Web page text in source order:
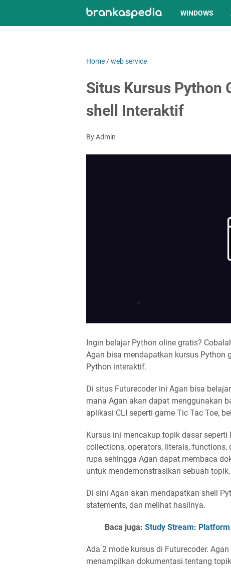
WINDOWS
Home /web service
Situs Kursus Python
shell Interaktif
By Admin
Ingin belajar Python oline gratis?
Agan bisa mendapatkan kursus Python
Python interaktif.
Di situs Futurecoder ini Agan bisa
mana Agan akan dapat menggunakan
aplikasi CLI seperti game Tic Tac Toe,
Kursus ini mencakup topik dasar
collections, operators, literals,
rupa sehingga Agan dapat membaca
untuk mendemonstrasikan sebuah topik.
Di sini Agan akan mendapatkan shell
statements, dan melihat hasilnya.
Baca juga: Study Stream:
Ada 2 mode kursus di Futurecoder.
menampilkan dokumentasi tentang